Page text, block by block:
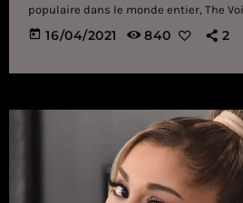
populaire dans le monde entier, The
déchaîner les passions et de découvrir
Alors qu'en France, la saison 10 bat
today 16/04/2021 840 2